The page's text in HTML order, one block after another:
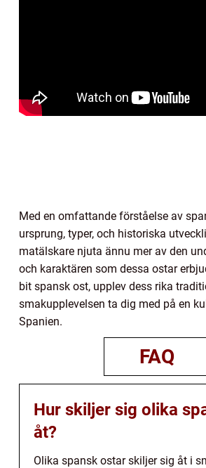
Med en omfattande förståelse av
ursprung, typer, och historiska
matälskare njuta ännu mer av den
och karaktären som dessa ostar
bit spansk ost, upplev dess rika
smakupplevelsen ta dig med på en
Spanien.
FAQ
Hur skiljer sig olika
åt?
Olika spansk ostar skiljer sig åt i